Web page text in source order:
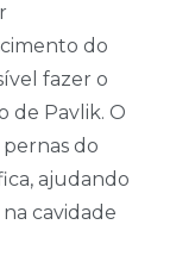
do
fazer o
de Pavlik. O
do
ajudando
cavidade